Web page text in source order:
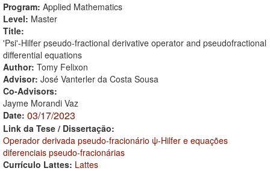
Program: Applied Mathematics
Level: Master
Title:
'Psi'-Hilfer pseudo-fractional derivative operator and pseudofractional
differential equations
Author: Tomy Felixon
Advisor: José Vanterler da Costa Sousa
Co-Advisors:
Jayme Morandi Vaz
Date: 03/17/2023
Link da Tese / Dissertação:
Operador derivada pseudo-fracionário ψ-Hilfer e equações
diferenciais pseudo-fracionárias
Currículo Lattes: Lattes